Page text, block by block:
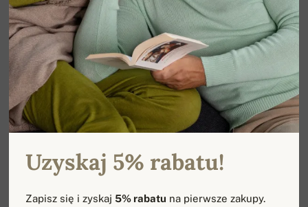
Uzyskaj 5% rabatu!
Zapisz się i zyskaj5% rabatu na pierwsze zakupy.